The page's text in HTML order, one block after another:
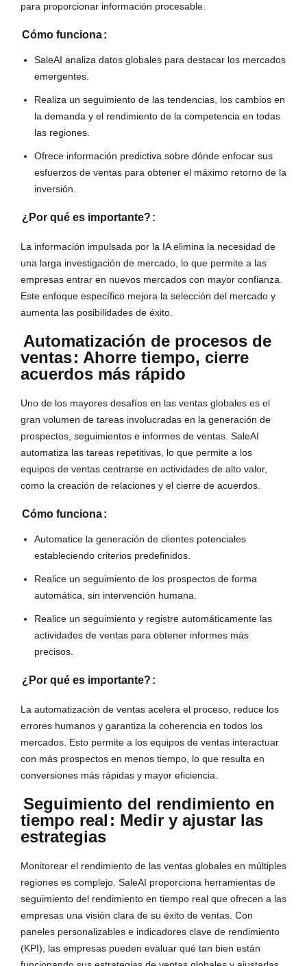
para proporcionar información procesable.
Cómo funciona:
SaleAI analiza datos globales para destacar los mercados
emergentes.
Realiza un seguimiento de las tendencias, los cambios en
la demanda y el rendimiento de la competencia en todas
las regiones.
Ofrece información predictiva sobre dónde enfocar sus
esfuerzos de ventas para obtener el máximo retorno de la
inversión.
¿Por qué es importante? :
La información impulsada por la IA elimina la necesidad de
una larga investigación de mercado, lo que permite a las
empresas entrar en nuevos mercados con mayor confianza.
Este enfoque específico mejora la selección del mercado y
aumenta las posibilidades de éxito.
Automatización de procesos de
ventas: Ahorre tiempo, cierre
acuerdos más rápido
Uno de los mayores desafíos en las ventas globales es el
gran volumen de tareas involucradas en la generación de
prospectos, seguimientos e informes de ventas. SaleAI
automatiza las tareas repetitivas, lo que permite a los
equipos de ventas centrarse en actividades de alto valor,
como la creación de relaciones y el cierre de acuerdos.
Cómo funciona:
Automatice la generación de clientes potenciales
estableciendo criterios predefinidos.
Realice un seguimiento de los prospectos de forma
automática, sin intervención humana.
Realice un seguimiento y registre automáticamente las
actividades de ventas para obtener informes más
precisos.
¿Por qué es importante? :
La automatización de ventas acelera el proceso, reduce los
errores humanos y garantiza la coherencia en todos los
mercados. Esto permite a los equipos de ventas interactuar
con más prospectos en menos tiempo, lo que resulta en
conversiones más rápidas y mayor eficiencia.
Seguimiento del rendimiento en
tiempo real : Medir y ajustar las
estrategias
Monitorear el rendimiento de las ventas globales en múltiples
regiones es complejo. SaleAI proporciona herramientas de
seguimiento del rendimiento en tiempo real que ofrecen a las
empresas una visión clara de su éxito de ventas. Con
paneles personalizables e indicadores clave de rendimiento
(KPI), las empresas pueden evaluar qué tan bien están